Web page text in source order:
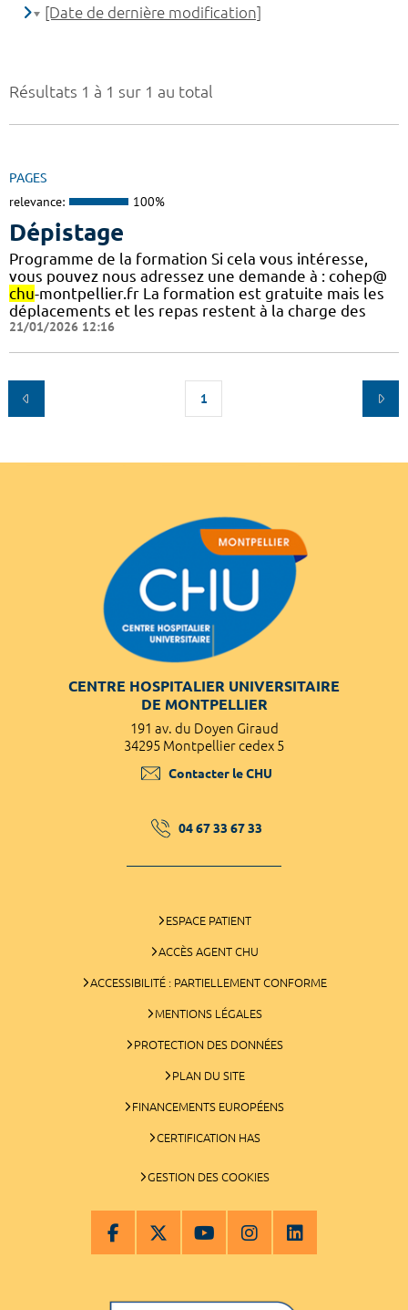
Résultats 1 à 1 sur 1 au total
PAGES
relevance: 100%
Dépistage
Programme de la formation Si cela vous intéresse,
vous pouvez nous adressez une demande à : cohep@
chu-montpellier.fr La formation est gratuite mais les
déplacements et les repas restent à la charge des
21/01/2026 12:16
1
[Date de dernière modification]
CENTRE HOSPITALIER UNIVERSITAIRE
DE MONTPELLIER
191 av. du Doyen Giraud
34295 Montpellier cedex 5
Contacter le CHU
04 67 33 67 33
ESPACE PATIENT
ACCÈS AGENT CHU
ACCESSIBILITÉ : PARTIELLEMENT CONFORME
MENTIONS LÉGALES
PROTECTION DES DONNÉES
PLAN DU SITE
FINANCEMENTS EUROPÉENS
CERTIFICATION HAS
GESTION DES COOKIES